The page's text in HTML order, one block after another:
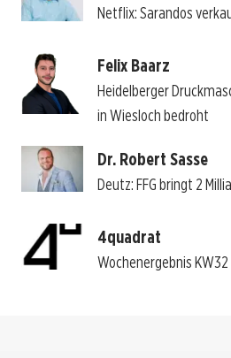
Netflix: Sarandos
Felix Baarz
Heidelberger
in Wiesloch bedroht
Dr. Robert Sasse
Deutz: FFG bringt 2
4quadrat
Wochenergebnis